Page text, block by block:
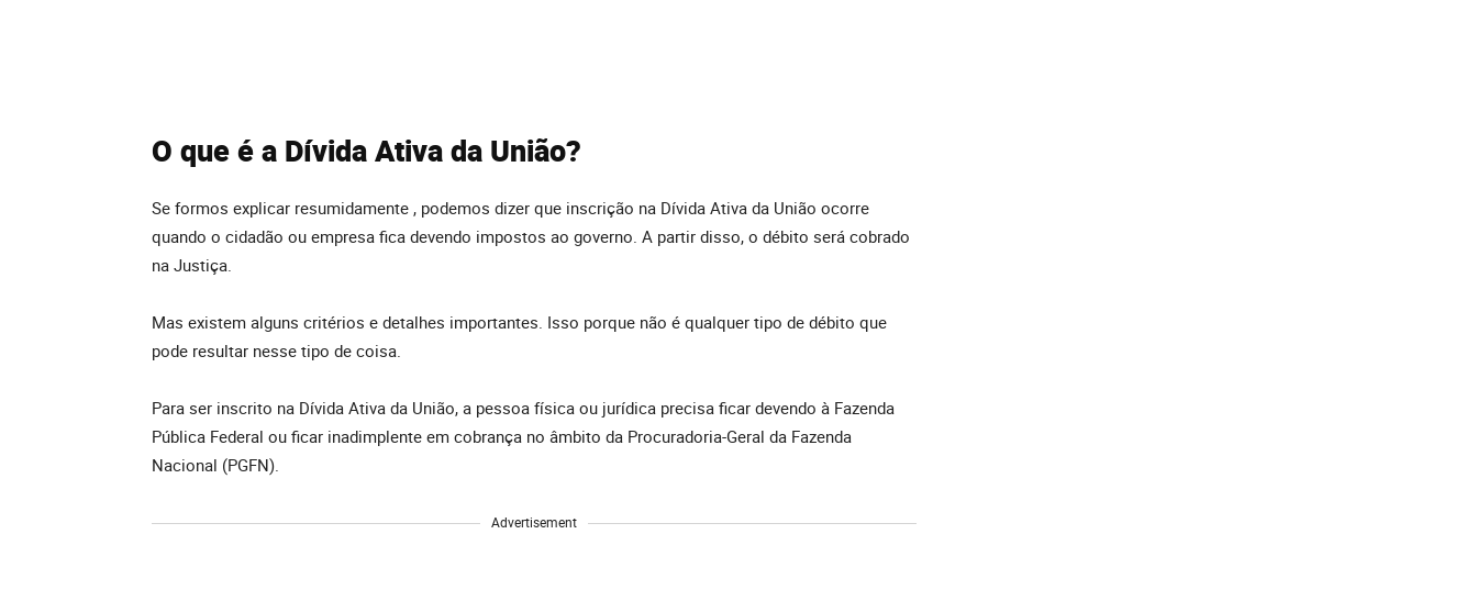
O que é a Dívida Ativa da União?
Se formos explicar resumidamente , podemos dizer que inscrição na Dívida Ativa da União ocorre
quando o cidadão ou empresa fica devendo impostos ao governo. A partir disso, o débito será cobrado
na Justiça.
Mas existem alguns critérios e detalhes importantes. Isso porque não é qualquer tipo de débito que
pode resultar nesse tipo de coisa.
Para ser inscrito na Dívida Ativa da União, a pessoa física ou jurídica precisa ficar devendo à Fazenda
Pública Federal ou ficar inadimplente em cobrança no âmbito da Procuradoria-Geral da Fazenda
Nacional (PGFN).
Advertisement